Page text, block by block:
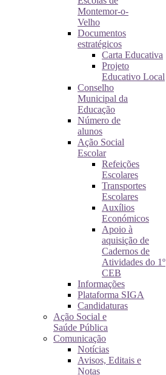
Montemor-o-
Velho
Documentos
estratégicos
Carta Educativa
Projeto
Educativo Local
Conselho
Municipal da
Educação
Número de
alunos
Ação Social
Escolar
Refeições
Escolares
Transportes
Escolares
Auxílios
Económicos
Apoio à
aquisição de
Cadernos de
Atividades do 1º
CEB
Informações
Plataforma SIGA
Candidaturas
Ação Social e
Saúde Pública
Comunicação
Notícias
Avisos, Editais e
Notas